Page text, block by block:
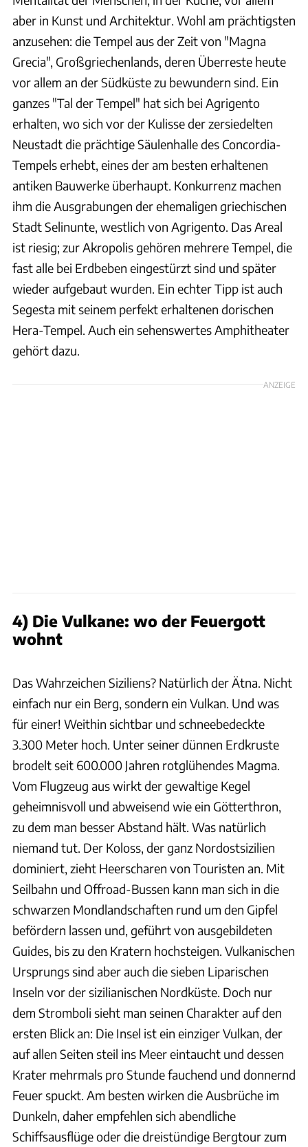
aber in Kunst und Architektur. Wohl am prächtigsten
anzusehen: die Tempel aus der Zeit von "Magna
Grecia", Großgriechenlands, deren Überreste heute
vor allem an der Südküste zu bewundern sind. Ein
ganzes "Tal der Tempel" hat sich bei Agrigento
erhalten, wo sich vor der Kulisse der zersiedelten
Neustadt die prächtige Säulenhalle des Concordia-
Tempels erhebt, eines der am besten erhaltenen
antiken Bauwerke überhaupt. Konkurrenz machen
ihm die Ausgrabungen der ehemaligen griechischen
Stadt Selinunte, westlich von Agrigento. Das Areal
ist riesig; zur Akropolis gehören mehrere Tempel, die
fast alle bei Erdbeben eingestürzt sind und später
wieder aufgebaut wurden. Ein echter Tipp ist auch
Segesta mit seinem perfekt erhaltenen dorischen
Hera-Tempel. Auch ein sehenswertes Amphitheater
gehört dazu.
ANZEIGE
4) Die Vulkane: wo der Feuergott
wohnt
Das Wahrzeichen Siziliens? Natürlich der Ätna. Nicht
einfach nur ein Berg, sondern ein Vulkan. Und was
für einer! Weithin sichtbar und schneebedeckte
3.300 Meter hoch. Unter seiner dünnen Erdkruste
brodelt seit 600.000 Jahren rotglühendes Magma.
Vom Flugzeug aus wirkt der gewaltige Kegel
geheimnisvoll und abweisend wie ein Götterthron,
zu dem man besser Abstand hält. Was natürlich
niemand tut. Der Koloss, der ganz Nordostsizilien
dominiert, zieht Heerscharen von Touristen an. Mit
Seilbahn und Offroad-Bussen kann man sich in die
schwarzen Mondlandschaften rund um den Gipfel
befördern lassen und, geführt von ausgebildeten
Guides, bis zu den Kratern hochsteigen. Vulkanischen
Ursprungs sind aber auch die sieben Liparischen
Inseln vor der sizilianischen Nordküste. Doch nur
dem Stromboli sieht man seinen Charakter auf den
ersten Blick an: Die Insel ist ein einziger Vulkan, der
auf allen Seiten steil ins Meer eintaucht und dessen
Krater mehrmals pro Stunde fauchend und donnernd
Feuer spuckt. Am besten wirken die Ausbrüche im
Dunkeln, daher empfehlen sich abendliche
Schiffsausflüge oder die dreistündige Bergtour zum